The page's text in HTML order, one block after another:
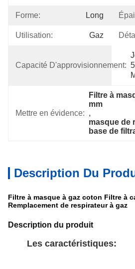
Forme: Long
Utilisation: Gaz
Capacité D'approvisionnement:
Mettre en évidence:
Filtre à
mm
,
masque de
base de
Description Du
Filtre à masque à gaz coton Filtre à
Remplacement de respirateur à gaz
Description du produit
Les caractéristiques: